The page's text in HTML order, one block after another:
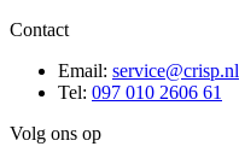
Contact
Email: service@crisp.nl
Tel: 097 010 2606 61
Volg ons op